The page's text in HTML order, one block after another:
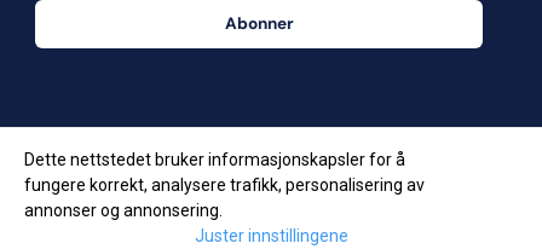
Frakt og retur
Våre butikker
Abonner
Dette nettstedet bruker informasjonskapsler for å
fungere korrekt, analysere trafikk, personalisering av
annonser og annonsering.
Juster innstillingene